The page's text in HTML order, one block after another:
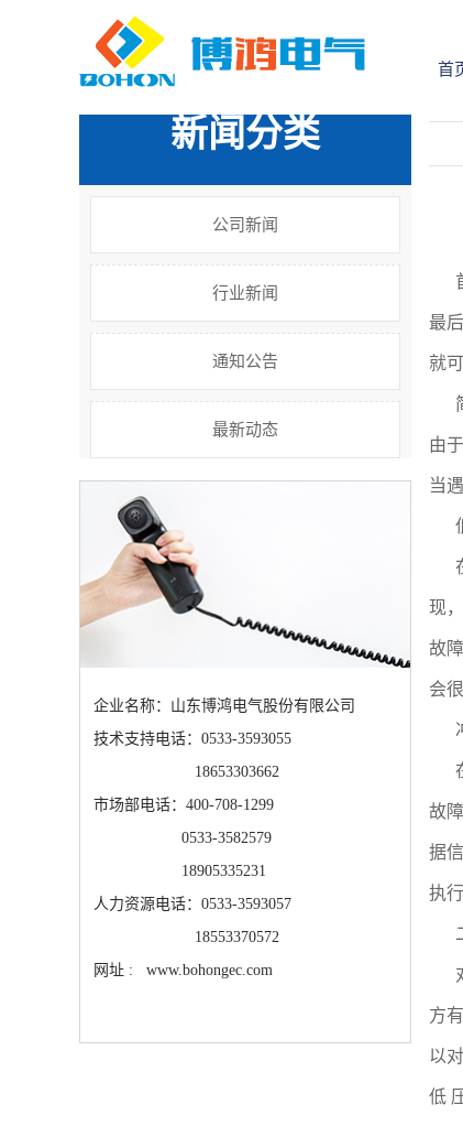
首
您的位置: 首 页 >>新闻中心>>通知公告
新闻分类
公司新闻
行业新闻
通知公告
最新动态
企业名称：山东博鸿电气股份有限公司
技术支持电话：0533-3593055
18653303662
市场部电话：400-708-1299
0533-3582579
18905335231
人力资源电话：0533-3593057
18553370572
网址 : www.bohongec.com
最
就
由
当
现
故
会
故
据
执
方
以
低